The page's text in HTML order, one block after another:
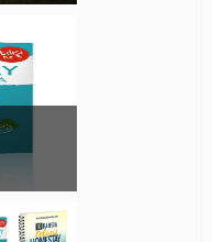
lot tepi,
yang
bantu